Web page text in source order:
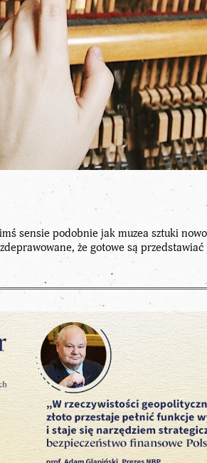
sensie podobnie jak muzea sztuki
że gotowe są